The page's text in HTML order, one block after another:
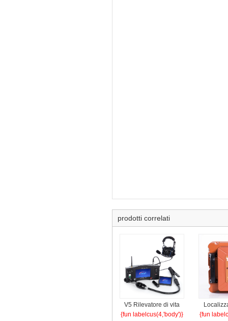
prodotti correlati
V5 Rilevatore di vita
audio e video
{fun labelcus(4,'body')} {fun